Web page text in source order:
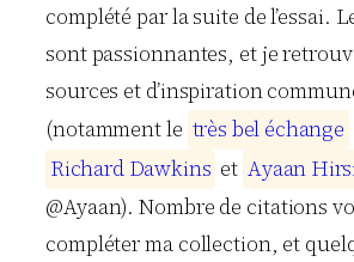
complété par la suite de l’essai.
sont passionnantes, et je
sources et d’inspiration
(notamment le très bel échange
Richard Dawkins et Ayaan Hirs
@Ayaan). Nombre de citations
compléter ma collection, et